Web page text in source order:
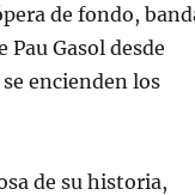
de fondo,
Gasol desde
encienden los
de su historia,